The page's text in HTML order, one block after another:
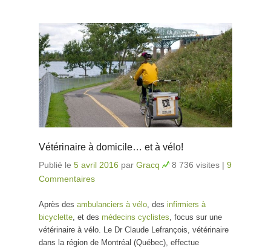
Vétérinaire à domicile… et à vélo!
Publié le 5 avril 2016 par Gracq 8 736 visites | 9
Commentaires
Après des ambulanciers à vélo, des infirmiers à
bicyclette, et des médecins cyclistes, focus sur une
vétérinaire à vélo. Le Dr Claude Lefrançois, vétérinaire
dans la région de Montréal (Québec), effectue